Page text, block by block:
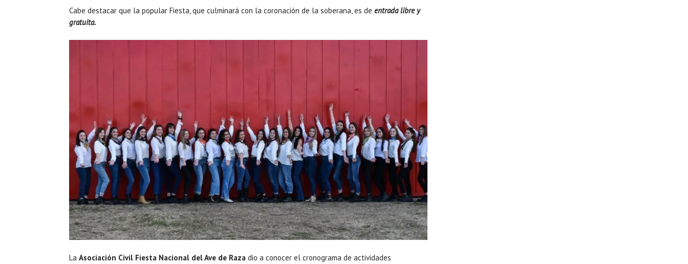
Cabe destacar que la popular Fiesta, que culminará con la coronación de la soberana, es de entrada libre y
gratuita.
La Asociación Civil Fiesta Nacional del Ave de Raza dio a conocer el cronograma de actividades